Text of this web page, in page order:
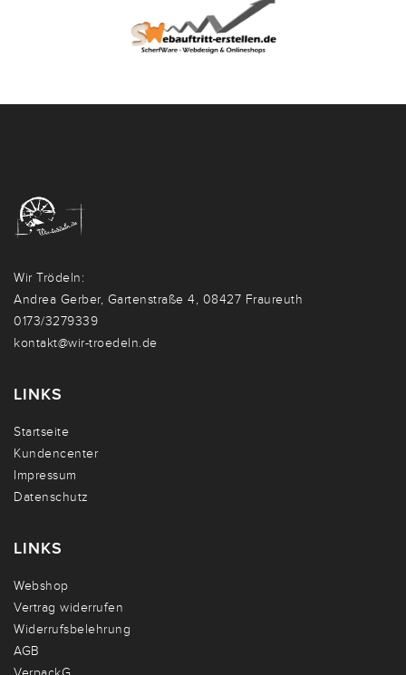
Wir Trödeln:
Andrea Gerber, Gartenstraße 4, 08427 Fraureuth
0173/3279339
kontakt@wir-troedeln.de
LINKS
Startseite
Kundencenter
Impressum
Datenschutz
LINKS
Webshop
Vertrag widerrufen
Widerrufsbelehrung
AGB